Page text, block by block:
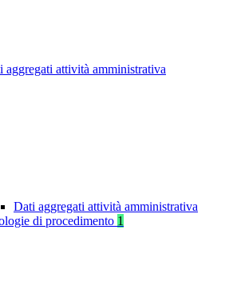
aggregati attività amministrativa
Dati aggregati attività amministrativa
di procedimento 1